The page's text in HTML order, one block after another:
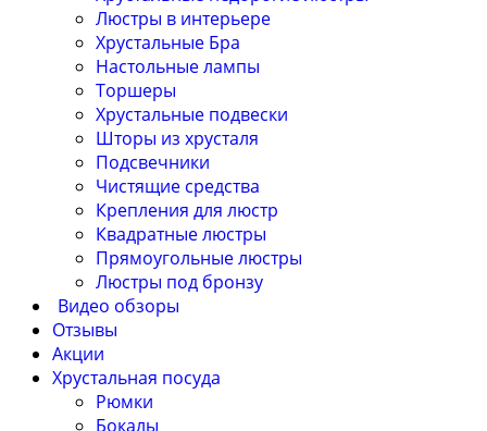
Люстры в интерьере
Хрустальные Бра
Настольные лампы
Торшеры
Хрустальные подвески
Шторы из хрусталя
Подсвечники
Чистящие средства
Крепления для люстр
Квадратные люстры
Прямоугольные люстры
Люстры под бронзу
Видео обзоры
Отзывы
Акции
Хрустальная посуда
Рюмки
Бокалы